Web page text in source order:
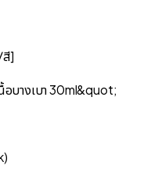
สี]
อบางเบา 30ml&quot;